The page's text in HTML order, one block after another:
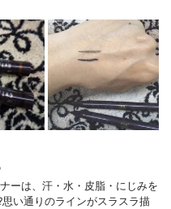
ーは、汗・水・皮脂・にじみを
思い通りのラインがスラスラ描